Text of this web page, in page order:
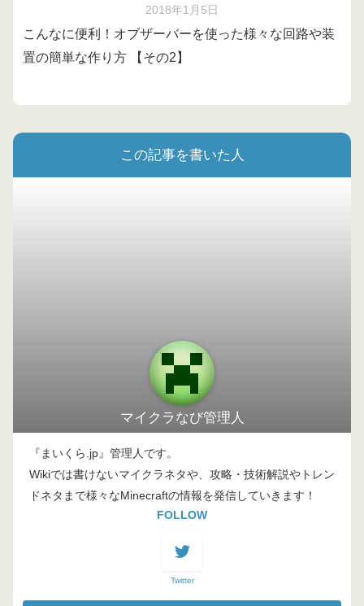
2018年1月5日
こんなに便利！オブザーバーを使った様々な回路や装
置の簡単な作り方 【その2】
この記事を書いた人
マイクラなび管理人
『まいくら.jp』管理人です。
Wikiでは書けないマイクラネタや、攻略・技術解説やトレン
ドネタまで様々なMinecraftの情報を発信していきます！
FOLLOW
Twitter